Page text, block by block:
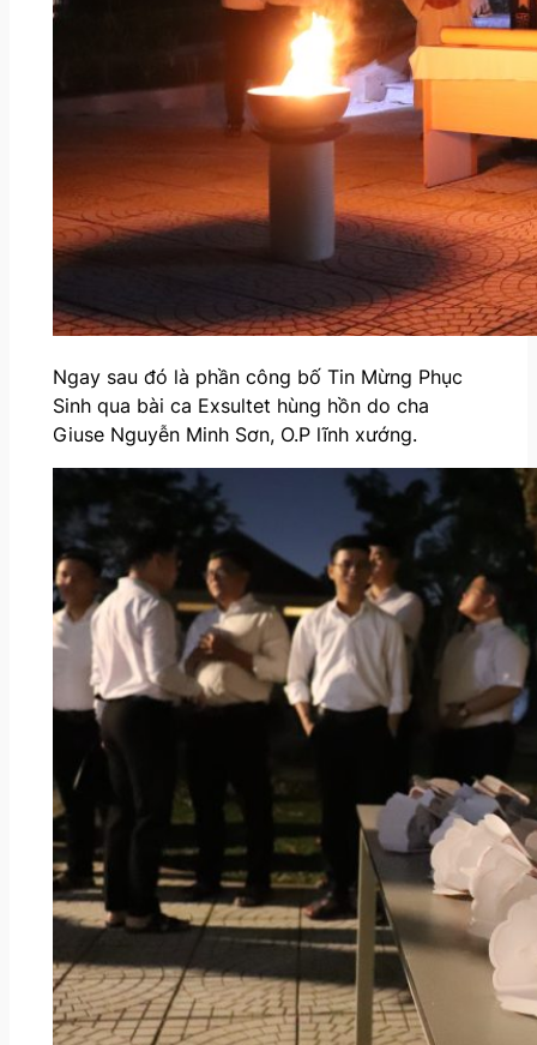
Ngay sau đó là phần công bố Tin Mừng Phục
Sinh qua bài ca Exsultet hùng hồn do cha
Giuse Nguyễn Minh Sơn, O.P lĩnh xướng.